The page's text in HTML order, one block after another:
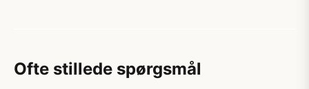
Ofte stillede spørgsmål